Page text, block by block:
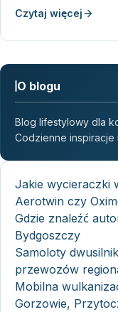
Czytaj więcej
O blogu
Blog lifestylowy dla
Codzienne inspiracje
Jakie wycieraczki
Aerotwin czy
Gdzie znaleźć
Bydgoszczy
Samoloty
przewozów
Mobilna
Gorzowie,